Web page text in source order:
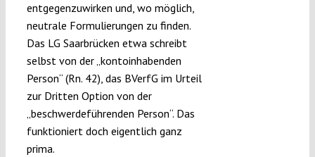
entgegenzuwirken und, wo möglich,
neutrale Formulierungen zu finden.
Das LG Saarbrücken etwa schreibt
selbst von der „kontoinhabenden
Person“ (Rn. 42), das BVerfG im Urteil
zur Dritten Option von der
„beschwerdeführenden Person“. Das
funktioniert doch eigentlich ganz
prima.